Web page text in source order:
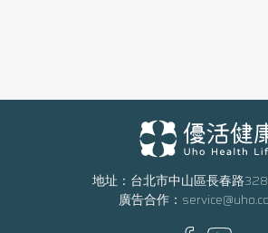
試者罹患肝細胞癌，其每年肝細胞癌的發生
併有代謝異常脂肪肝病其每年肝細胞癌的發
有代謝失能異常脂肪肝病之受試者每年肝
之風險為高。分析5年累積之肝細胞癌的發
異常脂肪肝病為10.4%，而受試者沒有合
微球會造成比較大的微球必須考量接近腫
分則可能漂在血管中傷害到膽管系統，因
均勻的微球對血管栓塞的處理效果較佳。 余俊彥醫師說明，高雄長
庚實行降期（Downstage）治療法，是透
以及化學治療等等。其中，經皮酒精注射
效果較佳，肝功能影響較小。黃吉宏醫師
為「無線電射頻高溫燒灼術」，施作方法
波、電腦斷層或磁振造影的導引，進到腫
的正負極，產生振動水分子，引發熱能，
地址：台北市中山區長春路
廣告合作：